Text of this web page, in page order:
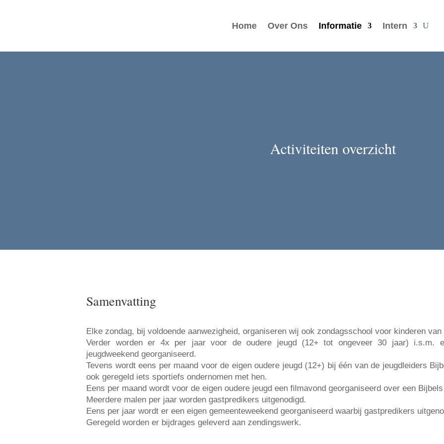
Home Over Ons Informatie Intern
Activiteiten overzicht
Samenvatting
Elke zondag, bij voldoende aanwezigheid, organiseren wij ook zondagsschool voor kinderen van
Verder worden er 4x per jaar voor de oudere jeugd (12+ tot ongeveer 30 jaar) i.s.m.
jeugdweekend georganiseerd.
Tevens wordt eens per maand voor de eigen oudere jeugd (12+) bij één van de jeugdleiders
ook geregeld iets sportiefs ondernomen met hen.
Eens per maand wordt voor de eigen oudere jeugd een filmavond georganiseerd over een
Meerdere malen per jaar worden gastpredikers uitgenodigd.
Eens per jaar wordt er een eigen gemeenteweekend georganiseerd waarbij gastpredikers
Geregeld worden er bijdrages geleverd aan zendingswerk.